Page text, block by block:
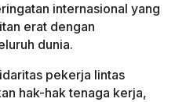
internasional yang
erat dengan
dunia.
pekerja lintas
hak-hak tenaga kerja,